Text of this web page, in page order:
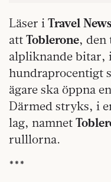
Läser i Travel News
att Toblerone, den
alpliknande bitar,
hundraprocentigt
ägare ska öppna
Därmed stryks, i
lag, namnet
rulllorna.
***